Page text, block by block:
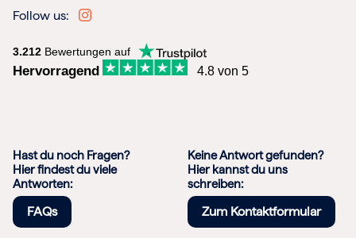
Follow us:
3.212 Bewertungen auf
Hervorragend 4.8 von 5
Hast du noch Fragen?
Hier findest du viele
Antworten:
FAQs
Keine Antwort gefunden?
Hier kannst du uns
schreiben:
Zum Kontaktformular